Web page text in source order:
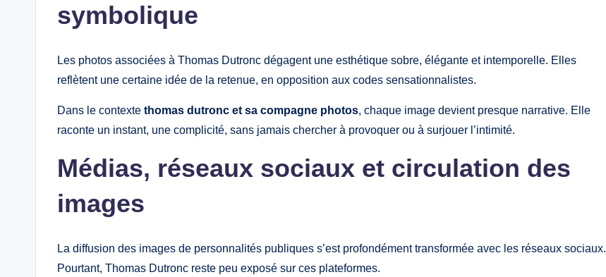
symbolique
Les photos associées à Thomas Dutronc dégagent une esthétique sobre, élégante et intemporelle. Elles
reflètent une certaine idée de la retenue, en opposition aux codes sensationnalistes.
Dans le contexte thomas dutronc et sa compagne photos, chaque image devient presque narrative. Elle
raconte un instant, une complicité, sans jamais chercher à provoquer ou à surjouer l’intimité.
Médias, réseaux sociaux et circulation des
images
La diffusion des images de personnalités publiques s’est profondément transformée avec les réseaux sociaux.
Pourtant, Thomas Dutronc reste peu exposé sur ces plateformes.